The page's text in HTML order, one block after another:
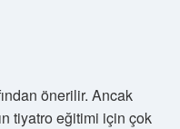
önerilir. Ancak
tiyatro eğitimi için çok